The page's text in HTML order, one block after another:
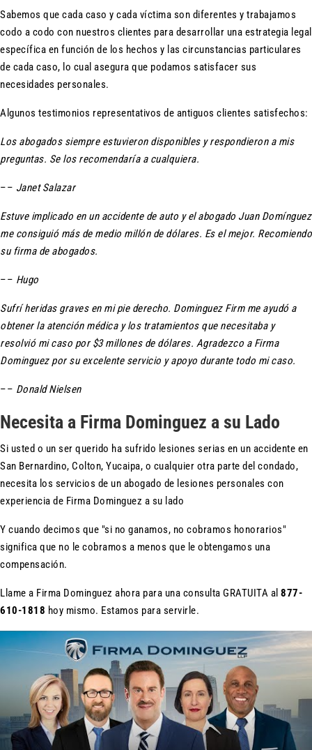
Sabemos que cada caso y cada víctima son diferentes y trabajamos
codo a codo con nuestros clientes para desarrollar una estrategia legal
específica en función de los hechos y las circunstancias particulares
de cada caso, lo cual asegura que podamos satisfacer sus
necesidades personales.
Algunos testimonios representativos de antiguos clientes satisfechos:
Los abogados siempre estuvieron disponibles y respondieron a mis
preguntas. Se los recomendaría a cualquiera.
–– Janet Salazar
Estuve implicado en un accidente de auto y el abogado Juan Domínguez
me consiguió más de medio millón de dólares. Es el mejor. Recomiendo
su firma de abogados.
–– Hugo
Sufrí heridas graves en mi pie derecho. Dominguez Firm me ayudó a
obtener la atención médica y los tratamientos que necesitaba y
resolvió mi caso por $3 millones de dólares. Agradezco a Firma
Dominguez por su excelente servicio y apoyo durante todo mi caso.
–– Donald Nielsen
Necesita a Firma Dominguez a su Lado
Si usted o un ser querido ha sufrido lesiones serias en un accidente en
San Bernardino, Colton, Yucaipa, o cualquier otra parte del condado,
necesita los servicios de un abogado de lesiones personales con
experiencia de Firma Dominguez a su lado
Y cuando decimos que "si no ganamos, no cobramos honorarios"
significa que no le cobramos a menos que le obtengamos una
compensación.
Llame a Firma Dominguez ahora para una consulta GRATUITA al 877-
610-1818 hoy mismo. Estamos para servirle.